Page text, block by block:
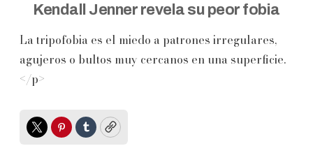
Kendall Jenner revela su peor fobia
La tripofobia es el miedo a patrones irregulares,
agujeros o bultos muy cercanos en una superficie.
</p>
TwitterPinterest
TumblrCopy